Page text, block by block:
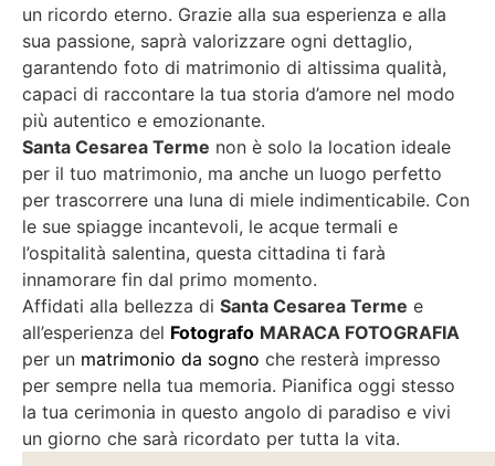
un ricordo eterno. Grazie alla sua esperienza e alla
sua passione, saprà valorizzare ogni dettaglio,
garantendo foto di matrimonio di altissima qualità,
capaci di raccontare la tua storia d’amore nel modo
più autentico e emozionante.
Santa Cesarea Terme non è solo la location ideale
per il tuo matrimonio, ma anche un luogo perfetto
per trascorrere una luna di miele indimenticabile. Con
le sue spiagge incantevoli, le acque termali e
l’ospitalità salentina, questa cittadina ti farà
innamorare fin dal primo momento.
Affidati alla bellezza di Santa Cesarea Terme e
all’esperienza del Fotografo MARACA FOTOGRAFIA
per un matrimonio da sogno che resterà impresso
per sempre nella tua memoria. Pianifica oggi stesso
la tua cerimonia in questo angolo di paradiso e vivi
un giorno che sarà ricordato per tutta la vita.